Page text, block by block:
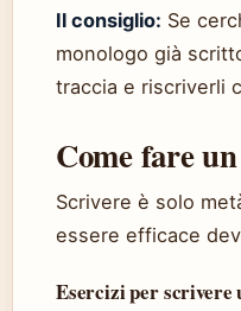
Il consiglio: Se
monologo già
traccia e riscriverli
Come fare
Scrivere è solo
essere efficace
Esercizi per scrivere